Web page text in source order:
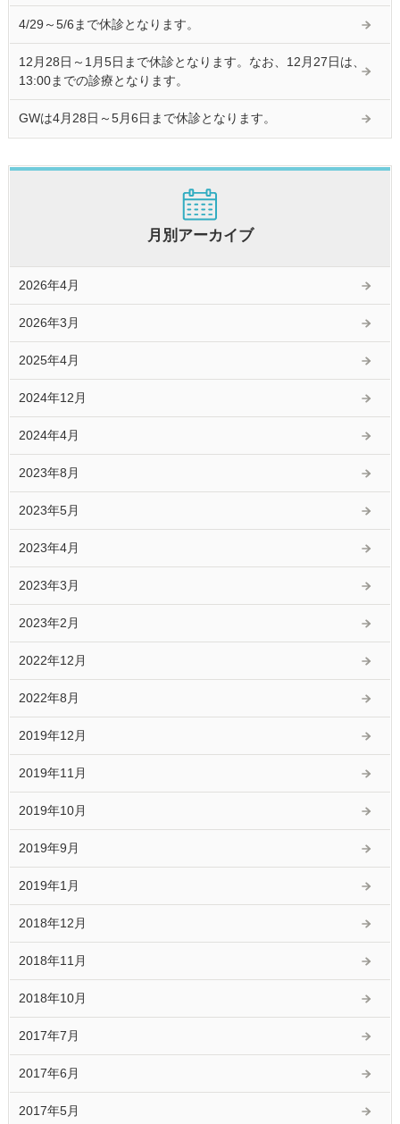
4/29～5/6まで休診となります。
12月28日～1月5日まで休診となります。なお、12月27日は、
13:00までの診療となります。
GWは4月28日～5月6日まで休診となります。
月別アーカイブ
2026年4月
2026年3月
2025年4月
2024年12月
2024年4月
2023年8月
2023年5月
2023年4月
2023年3月
2023年2月
2022年12月
2022年8月
2019年12月
2019年11月
2019年10月
2019年9月
2019年1月
2018年12月
2018年11月
2018年10月
2017年7月
2017年6月
2017年5月